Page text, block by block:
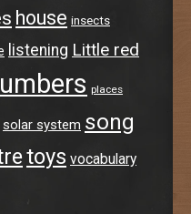
house insects
listening Little red
places
solar system song
toys vocabulary